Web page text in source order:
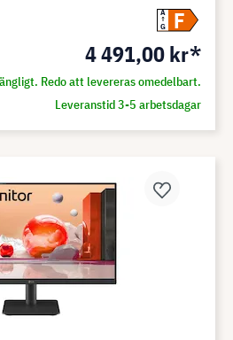
A
G
F
4 491,00 kr*
Redo att levereras omedelbart.
Leveranstid 3-5 arbetsdagar